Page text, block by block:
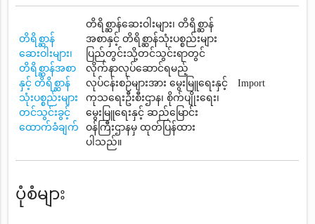
တိရိစ္ဆာန်
ဆေးဝါးများ၊
တိရိစ္ဆာန်အစာ
နှင့် တိရိစ္ဆာန်
သုံးပစ္စည်းများ
တင်သွင်းခွင့်
ထောက်ခံချက်
တိရိစ္ဆာန်ဆေးဝါးများ၊ တိရိစ္ဆာန်
အစာနှင့် တိရိစ္ဆာန်သုံးပစ္စည်းများ
ပြည်တွင်းသို့တင်သွင်းရာတွင်
လိုက်နာလုပ်ဆောင်ရမည့်
လုပ်ငန်းစဉ်များအား မွေးမြူရေးနှင့်
ကုသရေးဦးစီးဌာန၊ စိုက်ပျိုးရေး၊
မွေးမြူရေးနှင့် ဆည်မြောင်း
ဝန်ကြီးဌာနမှ ထုတ်ပြန်ထား
ပါသည်။
Import
ပုံစံများ